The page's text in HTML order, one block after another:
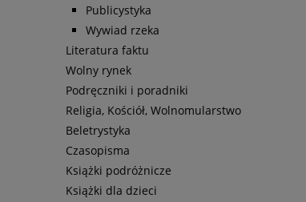
Publicystyka
Wywiad rzeka
Literatura faktu
Wolny rynek
Podręczniki i poradniki
Religia, Kościół, Wolnomularstwo
Beletrystyka
Czasopisma
Książki podróżnicze
Książki dla dzieci